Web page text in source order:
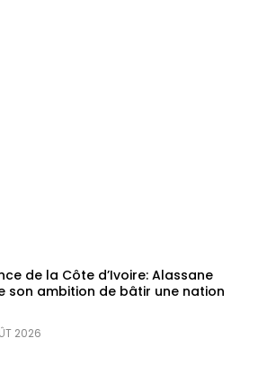
de la Côte d’Ivoire: Alassane
son ambition de bâtir une nation
2026